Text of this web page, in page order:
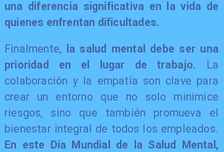
una diferencia significativa en la vida de
quienes enfrentan dificultades.
Finalmente,
la salud mental debe ser una
prioridad en el lugar de trabajo.
La
colaboración y la empatía son clave para
crear un entorno que no solo minimice
riesgos, sino que también promueva el
bienestar integral de todos los empleados.
En este Día Mundial de la Salud Mental,